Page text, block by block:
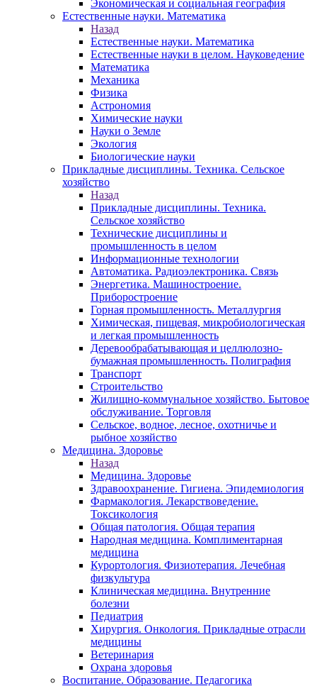
Экономическая и социальная география
Естественные науки. Математика
Назад
Естественные науки. Математика
Естественные науки в целом. Науковедение
Математика
Механика
Физика
Астрономия
Химические науки
Науки о Земле
Экология
Биологические науки
Прикладные дисциплины. Техника. Сельское
хозяйство
Назад
Прикладные дисциплины. Техника.
Сельское хозяйство
Технические дисциплины и
промышленность в целом
Информационные технологии
Автоматика. Радиоэлектроника. Связь
Энергетика. Машиностроение.
Приборостроение
Горная промышленность. Металлургия
Химическая, пищевая, микробиологическая
и легкая промышленность
Деревообрабатывающая и целлюлозно-
бумажная промышленность. Полиграфия
Транспорт
Строительство
Жилищно-коммунальное хозяйство. Бытовое
обслуживание. Торговля
Сельское, водное, лесное, охотничье и
рыбное хозяйство
Медицина. Здоровье
Назад
Медицина. Здоровье
Здравоохранение. Гигиена. Эпидемиология
Фармакология. Лекарствоведение.
Токсикология
Общая патология. Общая терапия
Народная медицина. Комплиментарная
медицина
Курортология. Физиотерапия. Лечебная
физкультура
Клиническая медицина. Внутренние
болезни
Педиатрия
Хирургия. Онкология. Прикладные отрасли
медицины
Ветеринария
Охрана здоровья
Воспитание. Образование. Педагогика